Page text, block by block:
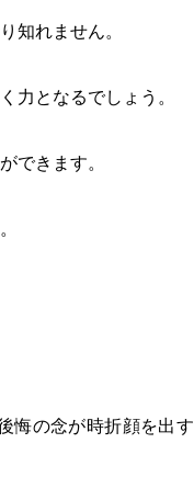
知れません。
力となるでしょう。
できます。
悔の念が時折顔を出す